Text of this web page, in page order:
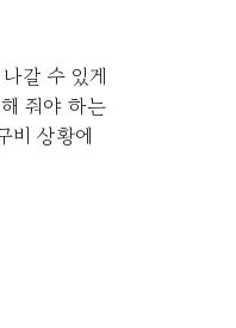
갈 수 있게
줘야 하는
비 상황에